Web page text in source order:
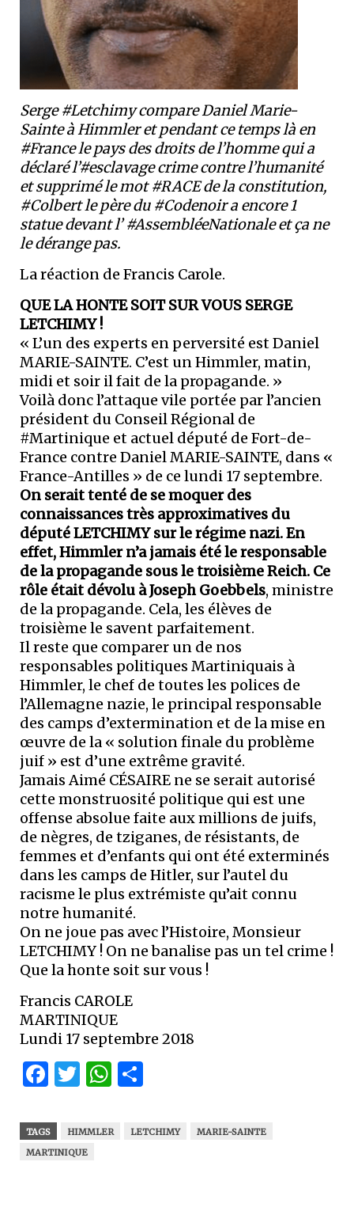
Serge #Letchimy compare Daniel Marie-
Sainte à Himmler et pendant ce temps là en
#France le pays des droits de l’homme qui a
déclaré l’#esclavage crime contre l’humanité
et supprimé le mot #RACE de la constitution,
#Colbert le père du #Codenoir a encore 1
statue devant l’ #AssembléeNationale et ça ne
le dérange pas.
La réaction de Francis Carole.
QUE LA HONTE SOIT SUR VOUS SERGE
LETCHIMY !
« L’un des experts en perversité est Daniel
MARIE-SAINTE. C’est un Himmler, matin,
midi et soir il fait de la propagande. »
Voilà donc l’attaque vile portée par l’ancien
président du Conseil Régional de
#Martinique et actuel député de Fort-de-
France contre Daniel MARIE-SAINTE, dans «
France-Antilles » de ce lundi 17 septembre.
On serait tenté de se moquer des
connaissances très approximatives du
député LETCHIMY sur le régime nazi. En
effet, Himmler n’a jamais été le responsable
de la propagande sous le troisième Reich. Ce
rôle était dévolu à Joseph Goebbels, ministre
de la propagande. Cela, les élèves de
troisième le savent parfaitement.
Il reste que comparer un de nos
responsables politiques Martiniquais à
Himmler, le chef de toutes les polices de
l’Allemagne nazie, le principal responsable
des camps d’extermination et de la mise en
œuvre de la « solution finale du problème
juif » est d’une extrême gravité.
Jamais Aimé CÉSAIRE ne se serait autorisé
cette monstruosité politique qui est une
offense absolue faite aux millions de juifs,
de nègres, de tziganes, de résistants, de
femmes et d’enfants qui ont été exterminés
dans les camps de Hitler, sur l’autel du
racisme le plus extrémiste qu’ait connu
notre humanité.
On ne joue pas avec l’Histoire, Monsieur
LETCHIMY ! On ne banalise pas un tel crime !
Que la honte soit sur vous !
Francis CAROLE
MARTINIQUE
Lundi 17 septembre 2018
Facebook
Twitter
WhatsApp
TAGS HIMMLER LETCHIMY
MARIE-SAINTE
MARTINIQUE